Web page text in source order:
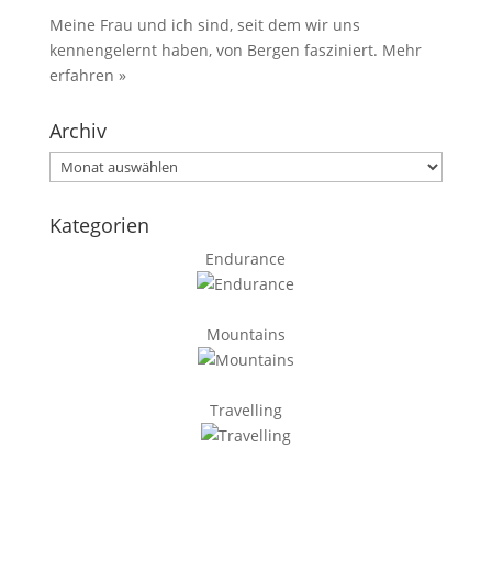
Meine Frau und ich sind, seit dem wir uns
kennengelernt haben, von Bergen fasziniert. Mehr
erfahren »
Archiv
Archiv
Kategorien
Endurance
Mountains
Travelling